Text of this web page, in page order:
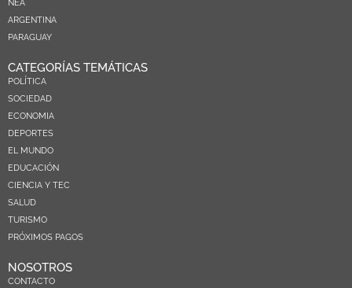
NEA
ARGENTINA
PARAGUAY
CATEGORÍAS TEMÁTICAS
POLÍTICA
SOCIEDAD
ECONOMIA
DEPORTES
EL MUNDO
EDUCACIÓN
CIENCIA Y TEC
SALUD
TURISMO
PRÓXIMOS PAGOS
NOSOTROS
CONTACTO